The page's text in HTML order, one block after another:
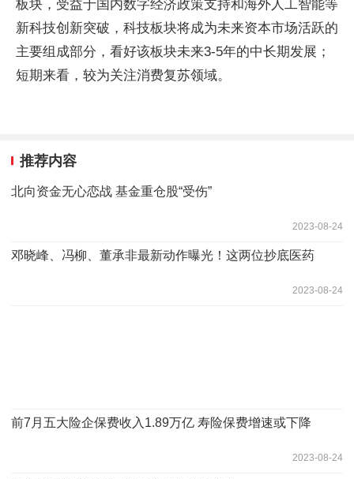
板块，受益于国内数字经济政策支持和海外人工智能等
新科技创新突破，科技板块将成为未来资本市场活跃的
主要组成部分，看好该板块未来3-5年的中长期发展；
短期来看，较为关注消费复苏领域。
推荐内容
北向资金无心恋战 基金重仓股“受伤”
2023-08-24
邓晓峰、冯柳、董承非最新动作曝光！这两位抄底医药
2023-08-24
前7月五大险企保费收入1.89万亿 寿险保费增速或下降
2023-08-24